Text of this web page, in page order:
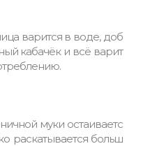
варится в воде, доб
кабачёк и всё варит
муки остаиваетс
раскатывается больш